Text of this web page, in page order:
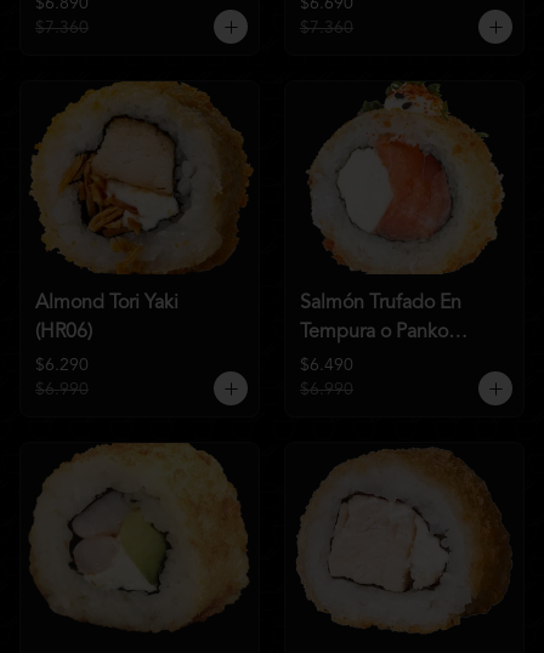
$6.890
$7.360
$6.690
$7.360
Almond Tori Yaki
(HR06)
$6.290
$6.990
Salmón Trufado En
Tempura o Panko
(HR04)
$6.490
$6.990